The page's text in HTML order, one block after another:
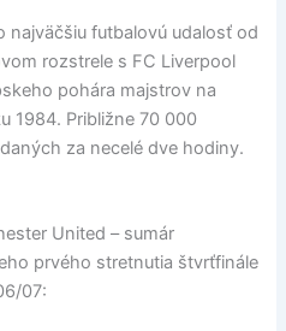
najväčšiu futbalovú udalosť od
rozstrele s FC Liverpool
pohára majstrov na
1984. Približne 70 000
za necelé dve hodiny.
United – sumár
prvého stretnutia štvrťfinále
07: